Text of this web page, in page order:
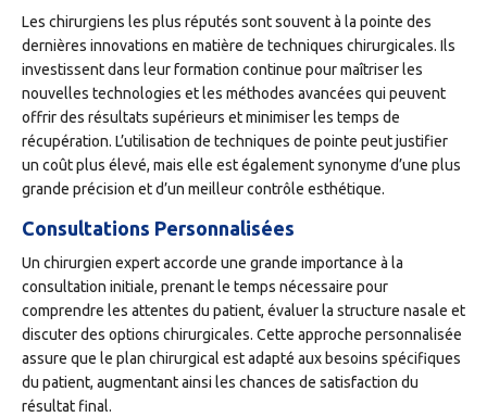
Les chirurgiens les plus réputés sont souvent à la pointe des
dernières innovations en matière de techniques chirurgicales. Ils
investissent dans leur formation continue pour maîtriser les
nouvelles technologies et les méthodes avancées qui peuvent
offrir des résultats supérieurs et minimiser les temps de
récupération. L’utilisation de techniques de pointe peut justifier
un coût plus élevé, mais elle est également synonyme d’une plus
grande précision et d’un meilleur contrôle esthétique.
Consultations Personnalisées
Un chirurgien expert accorde une grande importance à la
consultation initiale, prenant le temps nécessaire pour
comprendre les attentes du patient, évaluer la structure nasale et
discuter des options chirurgicales. Cette approche personnalisée
assure que le plan chirurgical est adapté aux besoins spécifiques
du patient, augmentant ainsi les chances de satisfaction du
résultat final.